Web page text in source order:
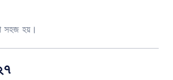
সহজ হয়।